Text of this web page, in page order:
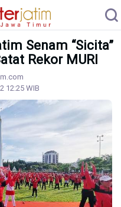
Senam “Sicita”
Rekor MURI
12:25 WIB